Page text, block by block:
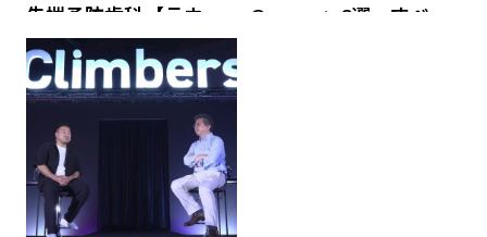
先端予防歯科【ラウン
ジ会員特典あり】
Owners」3選。すべて